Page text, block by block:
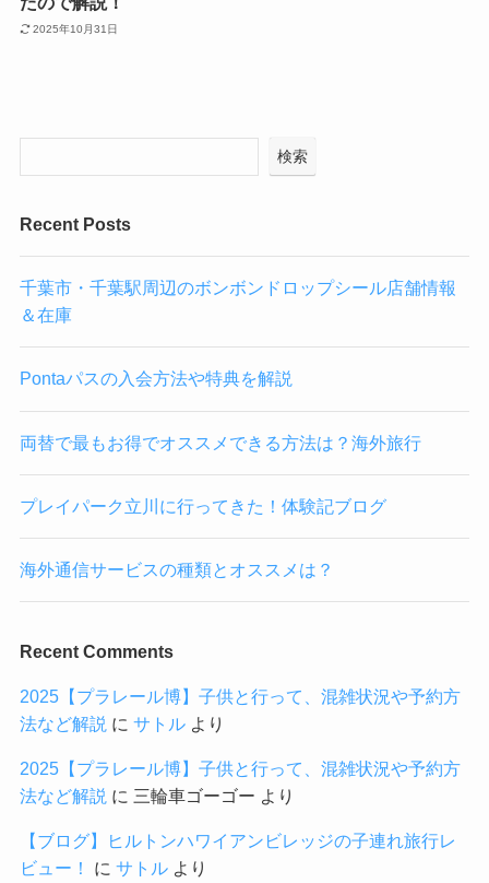
2025年10月31日
検索
Recent Posts
千葉市・千葉駅周辺のボンボンドロップシール店舗情報
＆在庫
Pontaパスの入会方法や特典を解説
両替で最もお得でオススメできる方法は？海外旅行
プレイパーク立川に行ってきた！体験記ブログ
海外通信サービスの種類とオススメは？
Recent Comments
2025【プラレール博】子供と行って、混雑状況や予約方
法など解説 に サトルより
2025【プラレール博】子供と行って、混雑状況や予約方
法など解説 に 三輪車ゴーゴー より
【ブログ】ヒルトンハワイアンビレッジの子連れ旅行レ
ビュー！
に サトルより